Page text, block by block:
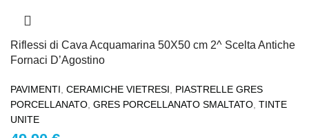
Riflessi di Cava Acquamarina 50X50 cm 2^ Scelta Antiche
Fornaci D’Agostino
PAVIMENTI CERAMICHE VIETRESI
PIASTRELLE GRES
PORCELLANATO GRES PORCELLANATO SMALTATO TINTE
UNITE